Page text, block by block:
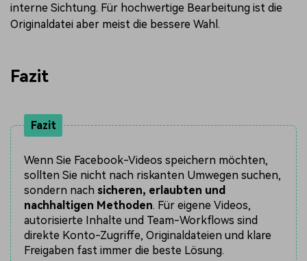
interne Sichtung. Für hochwertige Bearbeitung ist die
Originaldatei aber meist die bessere Wahl.
Fazit
Fazit
Wenn Sie Facebook-Videos speichern möchten,
sollten Sie nicht nach riskanten Umwegen suchen,
sondern nach sicheren, erlaubten und
nachhaltigen Methoden. Für eigene Videos,
autorisierte Inhalte und Team-Workflows sind
direkte Konto-Zugriffe, Originaldateien und klare
Freigaben fast immer die beste Lösung.